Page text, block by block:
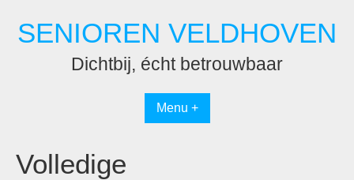
naar
inhoudSENIOREN VELDHOVEN
Dichtbij, écht betrouwbaar
Menu +
Volledige